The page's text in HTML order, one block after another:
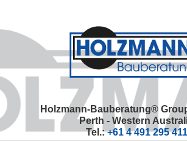
primary
primary
Holzmann-Bauberatung®
Perth - Western
Tel.:+61 4 491 295 411